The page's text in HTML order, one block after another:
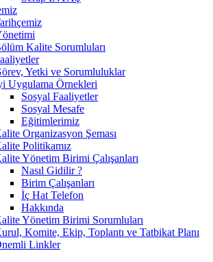
Kalite Sorumluları
Yetki ve Sorumluluklar
Uygulama Örnekleri
Sosyal Faaliyetler
Sosyal Mesafe
Eğitimlerimiz
Organizasyon Şeması
Politikamız
Yönetim Birimi Çalışanları
Nasıl Gidilir ?
Birim Çalışanları
İç Hat Telefon
Hakkında
Yönetim Birimi Sorumluları
Komite, Ekip, Toplantı ve Tatbikat Planı
Linkler